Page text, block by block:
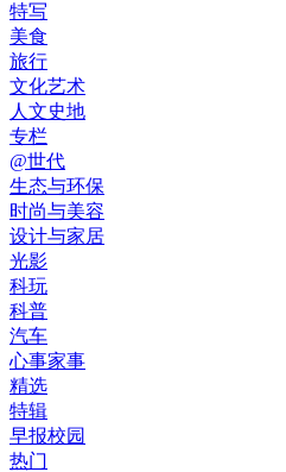
特写
美食
旅行
文化艺术
人文史地
专栏
@世代
生态与环保
时尚与美容
设计与家居
光影
科玩
科普
汽车
心事家事
精选
特辑
早报校园
热门